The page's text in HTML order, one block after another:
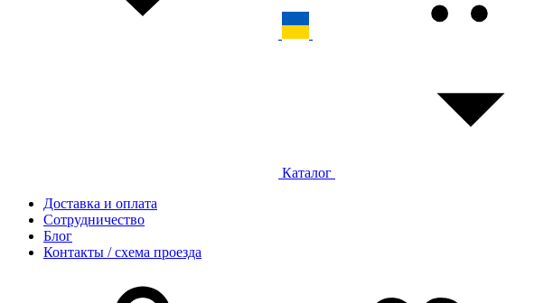
Каталог
Доставка и оплата
Сотрудничество
Блог
Контакты / схема проезда